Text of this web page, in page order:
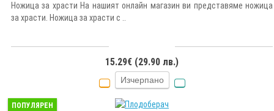
Ножица за храсти На нашият онлайн магазин ви представяме ножица
за храсти. Ножица за храсти с ..
15.29€ (29.90 лв.)
Изчерпано
ПОПУЛЯРЕН